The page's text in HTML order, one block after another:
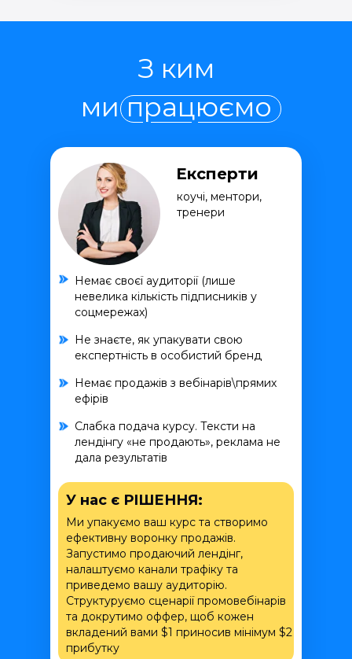
Експерти
коучі, ментори,
тренери
У нас є РІШЕННЯ:
Ми упакуємо ваш курс та створимо
ефективну воронку продажів.
Запустимо продаючий лендінг,
налаштуємо канали трафіку та
приведемо вашу аудиторію.
Структуруємо сценарії промовебінарів
та докрутимо оффер, щоб кожен
вкладений вами $1 приносив мінімум $2
прибутку
Немає своєї аудиторії (лише
невелика кількість підписників у
соцмережах)
Не знаєте, як упакувати свою
експертність в особистий бренд
Немає продажів з вебінарів\прямих
ефірів
Слабка подача курсу. Тексти на
лендінгу «не продають», реклама не
дала результатів
З ким
ми працюємо